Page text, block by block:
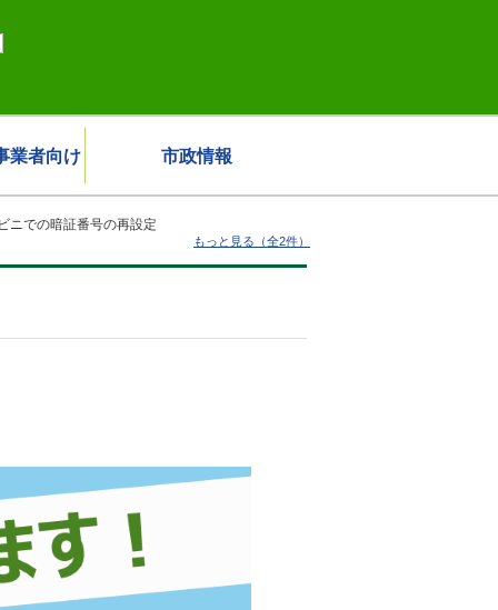
業者向け 市政情報
での暗証番号の再設定
もっと見る（全2件）